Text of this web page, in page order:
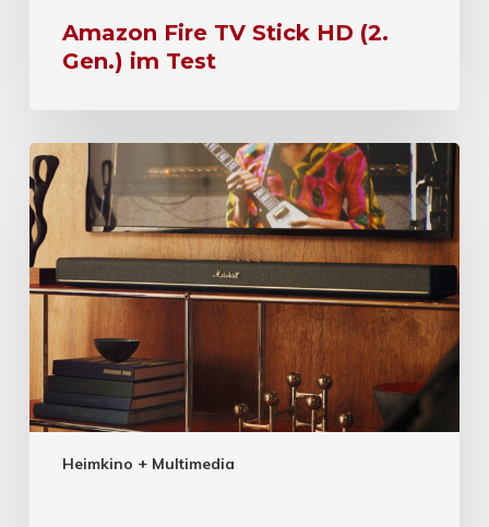
Amazon Fire TV Stick HD (2.
Gen.) im Test
Heimkino + Multimedia